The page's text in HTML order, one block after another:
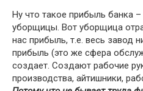
Ну что такое прибыль банка
уборщицы. Вот уборщица
нас прибыль, т.е. весь завод
прибыль (это же сфера
создает. Создают рабочие
производства, айтишники,